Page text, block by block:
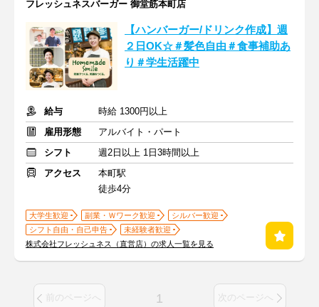
フレッシュネスバーガー 御堂筋本町店
【ハンバーガー/ドリンク作成】週
２日OK☆＃髪色自由＃食事補助あ
り＃学生活躍中
給与
時給 1300円以上
雇用形態
アルバイト・パート
シフト
週2日以上 1日3時間以上
アクセス
本町駅
徒歩4分
大学生歓迎 副業・Ｗワーク歓迎
シルバー歓迎
シフト自由・自己申告
未経験者歓迎
株式会社フレッシュネス（直営店）の求人一覧を見る
前のページへ 1 次のページへ